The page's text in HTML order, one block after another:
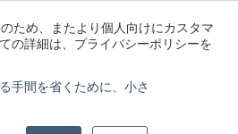
ため、またより個人向けにカスタマ
の詳細は、プライバシーポリシーを
手間を省くために、小さ